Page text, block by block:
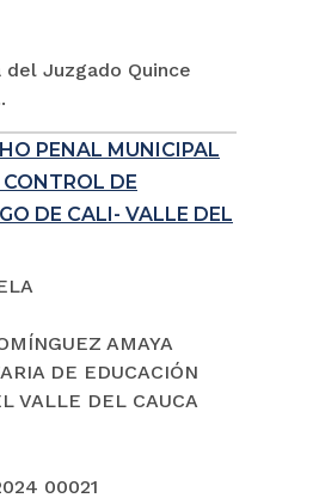
Juzgado Quince
PENAL MUNICIPAL
DE
DE CALI- VALLE DEL
AMAYA
DE EDUCACIÓN
VALLE DEL CAUCA
00021